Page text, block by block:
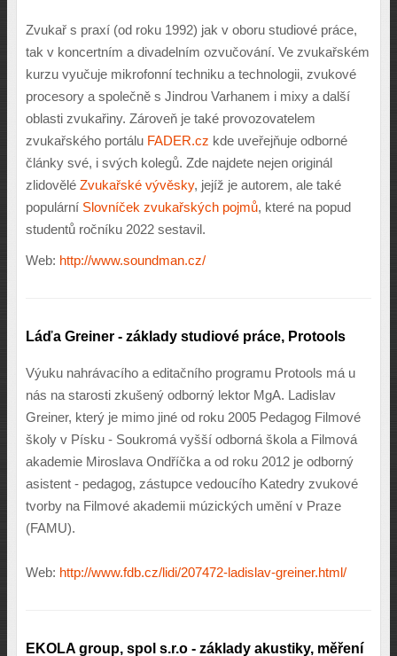
Zvukař s praxí (od roku 1992) jak v oboru studiové práce,
tak v koncertním a divadelním ozvučování. Ve zvukařském
kurzu vyučuje mikrofonní techniku a technologii, zvukové
procesory a společně s Jindrou Varhanem i mixy a další
oblasti zvukařiny. Zároveň je také provozovatelem
zvukařského portálu FADER.cz kde uveřejňuje odborné
články své, i svých kolegů. Zde najdete nejen originál
zlidovělé Zvukařské vývěsky, jejíž je autorem, ale také
populární Slovníček zvukařských pojmů, které na popud
studentů ročníku 2022 sestavil.
Web: http://www.soundman.cz/
Láďa Greiner - základy studiové práce, Protools
Výuku nahrávacího a editačního programu Protools má u
nás na starosti zkušený odborný lektor MgA. Ladislav
Greiner, který je mimo jiné od roku 2005 Pedagog Filmové
školy v Písku - Soukromá vyšší odborná škola a Filmová
akademie Miroslava Ondříčka a od roku 2012 je odborný
asistent - pedagog, zástupce vedoucího Katedry zvukové
tvorby na Filmové akademii múzických umění v Praze
(FAMU).
Web: http://www.fdb.cz/lidi/207472-ladislav-greiner.html/
EKOLA group, spol s.r.o - základy akustiky, měření